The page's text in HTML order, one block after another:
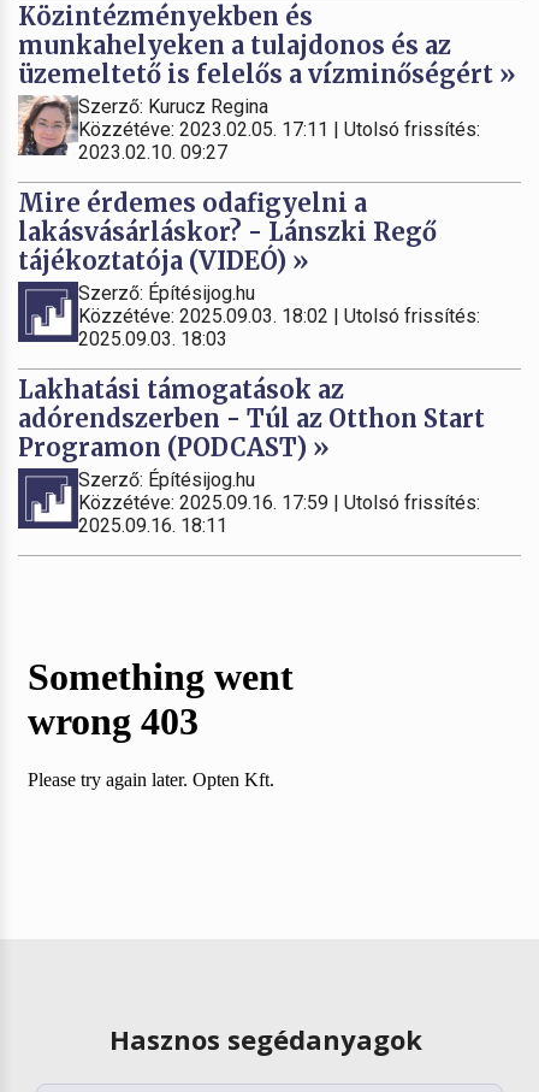
Közintézményekben és
munkahelyeken a tulajdonos és az
üzemeltető is felelős a vízminőségért »
Szerző: Kurucz Regina
Közzétéve: 2023.02.05. 17:11 | Utolsó frissítés:
2023.02.10. 09:27
Mire érdemes odafigyelni a
lakásvásárláskor? - Lánszki Regő
tájékoztatója (VIDEÓ) »
Szerző: Építésijog.hu
Közzétéve: 2025.09.03. 18:02 | Utolsó frissítés:
2025.09.03. 18:03
Lakhatási támogatások az
adórendszerben - Túl az Otthon Start
Programon (PODCAST) »
Szerző: Építésijog.hu
Közzétéve: 2025.09.16. 17:59 | Utolsó frissítés:
2025.09.16. 18:11
Hasznos segédanyagok